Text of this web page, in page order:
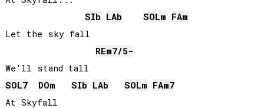
SIb LAb SOLm FAm
Let the sky fall
REm7/5-
SOL7 DOm SIb LAb SOLm FAm7